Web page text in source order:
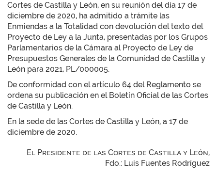
Cortes de Castilla y León, en su reunión del día 17 de
diciembre de 2020, ha admitido a trámite las
Enmiendas a la Totalidad con devolución del texto del
Proyecto de Ley a la Junta, presentadas por los Grupos
Parlamentarios de la Cámara al Proyecto de Ley de
Presupuestos Generales de la Comunidad de Castilla y
León para 2021, PL/000005.
De conformidad con el artículo 64 del Reglamento se
ordena su publicación en el Boletín Oficial de las Cortes
de Castilla y León.
En la sede de las Cortes de Castilla y León, a 17 de
diciembre de 2020.
El Presidente de las Cortes de Castilla y León,
Fdo.: Luis Fuentes Rodríguez